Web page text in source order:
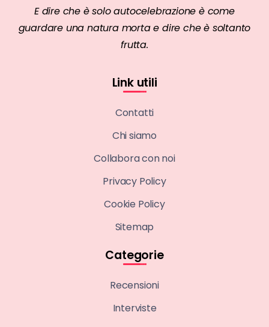
E dire che è solo autocelebrazione è come
guardare una natura morta e dire che è soltanto
frutta.
Link utili
Contatti
Chi siamo
Collabora con noi
Privacy Policy
Cookie Policy
Sitemap
Categorie
Recensioni
Interviste